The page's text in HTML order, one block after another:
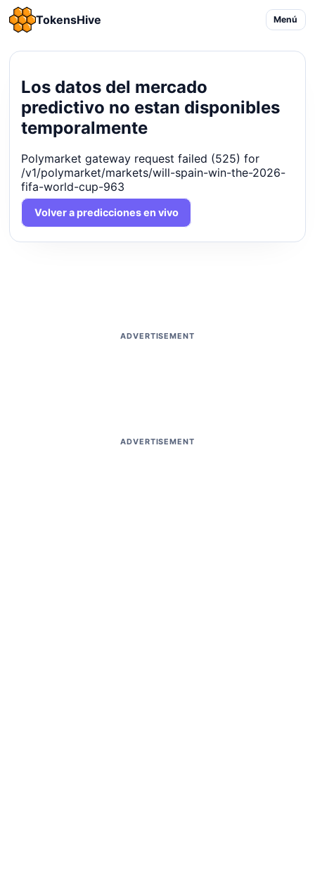
TokensHive Menú
Los datos del mercado
predictivo no estan disponibles
temporalmente
Polymarket gateway request failed (525) for
/v1/polymarket/markets/will-spain-win-the-2026-
fifa-world-cup-963
Volver a predicciones en vivo
ADVERTISEMENT
ADVERTISEMENT